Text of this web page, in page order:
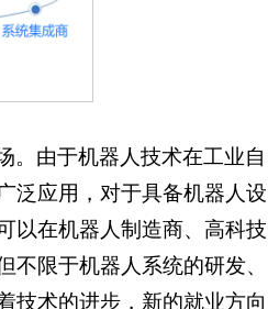
。由于机器人技术在工业自
泛应用，对于具备机器人设
以在机器人制造商、高科技
限于机器人系统的研发、
技术的进步，新的就业方向